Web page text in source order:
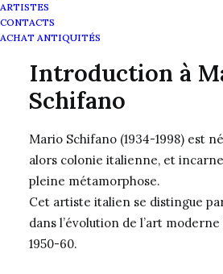
ARTISTES
CONTACTS
ACHAT ANTIQUITÉS
Introduction à
Schifano
Mario Schifano (1934-1998) est
alors colonie italienne, et
pleine métamorphose.
Cet artiste italien se distingue
dans l’évolution de l’art
1950-60.